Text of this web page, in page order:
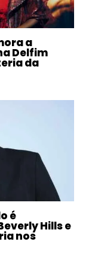
a
Delfim
da
é
Hills e
nos